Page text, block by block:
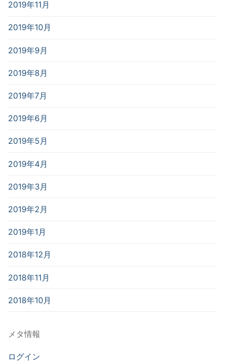
2019年11月
2019年10月
2019年9月
2019年8月
2019年7月
2019年6月
2019年5月
2019年4月
2019年3月
2019年2月
2019年1月
2018年12月
2018年11月
2018年10月
メタ情報
ログイン